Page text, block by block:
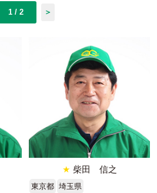
1 / 2 ＞
★ 柴田 信之
東京都 埼玉県